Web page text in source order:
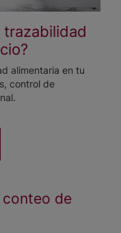
trazabilidad
alimentaria en tu
control de
de